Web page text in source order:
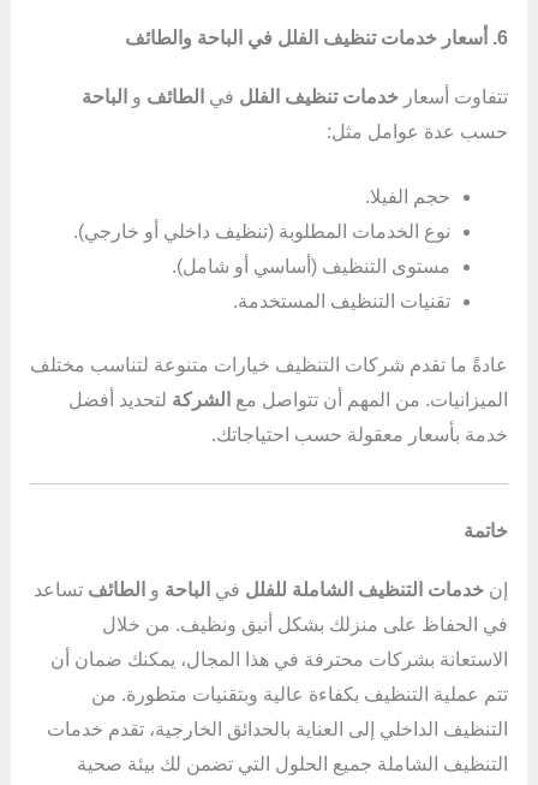
6. أسعار خدمات تنظيف الفلل في الباحة والطائف
تتفاوت أسعار خدمات تنظيف الفلل في الطائف و الباحة
حسب عدة عوامل مثل:
حجم الفيلا.
نوع الخدمات المطلوبة (تنظيف داخلي أو خارجي).
مستوى التنظيف (أساسي أو شامل).
تقنيات التنظيف المستخدمة.
عادةً ما تقدم شركات التنظيف خيارات متنوعة لتناسب مختلف
الميزانيات. من المهم أن تتواصل مع الشركة لتحديد أفضل
خدمة بأسعار معقولة حسب احتياجاتك.
خاتمة
إن خدمات التنظيف الشاملة للفلل في الباحة و الطائف تساعد
في الحفاظ على منزلك بشكل أنيق ونظيف. من خلال
الاستعانة بشركات محترفة في هذا المجال، يمكنك ضمان أن
تتم عملية التنظيف بكفاءة عالية وبتقنيات متطورة. من
التنظيف الداخلي إلى العناية بالحدائق الخارجية، تقدم خدمات
التنظيف الشاملة جميع الحلول التي تضمن لك بيئة صحية